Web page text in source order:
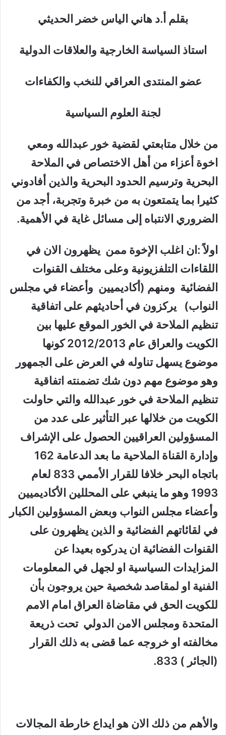
بقلم أ.د هاني الياس خضر الحديثي
استاذ السياسة الخارجية والعلاقات الدولية
عضو المنتدى العراقي للنخب والكفاءات
لجنة العلوم السياسية
من خلال متابعتي لقضية خور عبدالله ومعي
اخوة أعزاء من أهل الاختصاص في الملاحة
البحرية وترسيم الحدود البحرية والذين أفادوني
كثيرا بما يتمتعون به من خبرة وتجربة، أجد من
الضروري الانتباه إلى مسائل غاية في الأهمية.
اولاً :ان اغلب الإخوة ممن يظهرون الان في
اللقاءات التلفزيونية وعلى مختلف القنوات
الفضائية ومنهم (أكاديميين وأعضاء في مجلس
النواب) يركزون في أحاديثهم على اتفاقية
تنظيم الملاحة في الخور الموقع عليها بين
الكويت والعراق عام 2012/2013 كونها
موضوع يسهل تناوله في العرض على الجمهور
وهو موضوع مهم دون شك تضمنته اتفاقية
تنظيم الملاحة في خور عبدالله والتي حاولت
الكويت من خلالها عبر التأثير على عدد من
المسؤولين العراقيين الحصول على الإشراف
وإدارة القناة الملاحية ما بعد الدعامة 162
باتجاه البحر خلافا للقرار الأممي 833 لعام
1993 وهو ما ينبغي على المحللين الأكاديميين
وأعضاء مجلس النواب وبعض المسؤولين الكبار
في لقائاتهم الفضائية و الذين يظهرون على
القنوات الفضائية ان يدركوه بعيدا عن
المزايدات السياسية او لجهل في المعلومات
الفنية او لمقاصد شخصية حين يروجون بأن
للكويت الحق في مقاضاة العراق امام الامم
المتحدة ومجلس الامن الدولي تحت ذريعة
مخالفته او خروجه عما قضى به ذلك القرار
(الجائر ) 833.
والأهم من ذلك الان هو ايداع خارطة المجالات